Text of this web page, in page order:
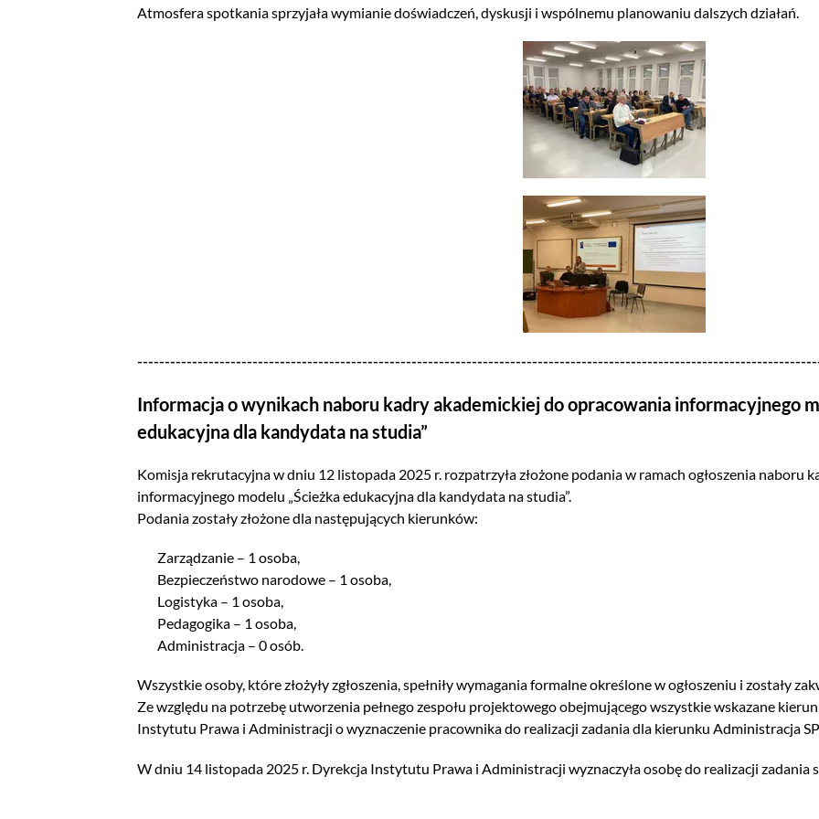
Atmosfera spotkania sprzyjała wymianie doświadczeń, dyskusji i wspólnemu planowaniu dalszych działań.
Informacja o wynikach naboru kadry akademickiej do opracowania informacyjnego
edukacyjna dla kandydata na studia”
Komisja rekrutacyjna w dniu 12 listopada 2025 r. rozpatrzyła złożone podania w ramach ogłoszenia naboru
informacyjnego modelu „Ścieżka edukacyjna dla kandydata na studia”.
Podania zostały złożone dla następujących kierunków:
Zarządzanie – 1 osoba,
Bezpieczeństwo narodowe – 1 osoba,
Logistyka – 1 osoba,
Pedagogika – 1 osoba,
Administracja – 0 osób.
Wszystkie osoby, które złożyły zgłoszenia, spełniły wymagania formalne określone w ogłoszeniu i zostały
Ze względu na potrzebę utworzenia pełnego zespołu projektowego obejmującego wszystkie wskazane
Instytutu Prawa i Administracji o wyznaczenie pracownika do realizacji zadania dla kierunku Administracja
W dniu 14 listopada 2025 r. Dyrekcja Instytutu Prawa i Administracji wyznaczyła osobę do realizacji